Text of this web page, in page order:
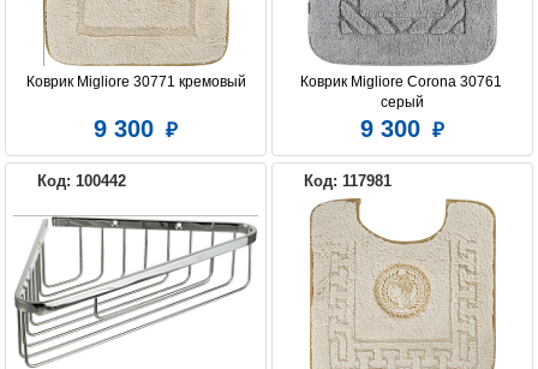
Коврик Migliore 30771 кремовый
9 300
Коврик Migliore Corona 30761
серый
9 300
Код: 100442 Код: 117981